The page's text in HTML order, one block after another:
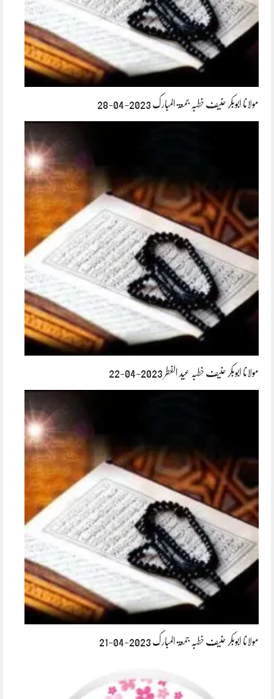
مولانا ابوبکر حنیف خطبہ جمعۃ المبارک 2023-04-28
مولانا ابوبکر حنیف خطبہ عید الفطر 2023-04-22
مولانا ابوبکر حنیف خطبہ جمعۃ المبارک 2023-04-21